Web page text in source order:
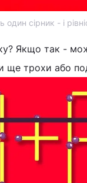
один сірник - і
Якщо так -
трохи або